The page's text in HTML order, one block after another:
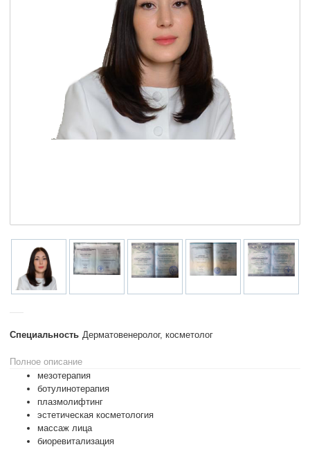
Специальность Дерматовенеролог, косметолог
Полное описание
мезотерапия
ботулинотерапия
плазмолифтинг
эстетическая косметология
массаж лица
биоревитализация